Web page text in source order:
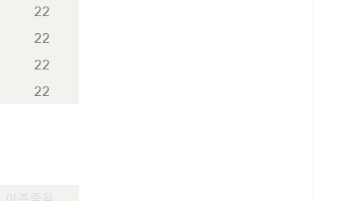
22
22
22
22